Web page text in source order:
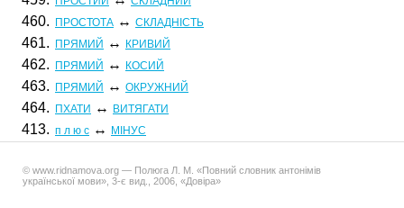
460. ПРОСТОТА ↔ СКЛАДНІСТЬ
461. ПРЯМИЙ ↔ КРИВИЙ
462. ПРЯМИЙ ↔ КОСИЙ
463. ПРЯМИЙ ↔ ОКРУЖНИЙ
464. ПХАТИ ↔ ВИТЯГАТИ
413. п л ю с ↔ МІНУС
© www.ridnamova.org — Полюга Л. М. «Повний словник антонімів
української мови», 3-є вид., 2006, «Довіра»